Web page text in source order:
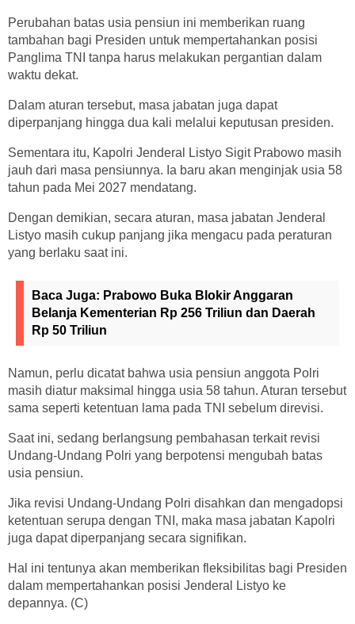
Perubahan batas usia pensiun ini memberikan ruang
tambahan bagi Presiden untuk mempertahankan posisi
Panglima TNI tanpa harus melakukan pergantian dalam
waktu dekat.
Dalam aturan tersebut, masa jabatan juga dapat
diperpanjang hingga dua kali melalui keputusan presiden.
Sementara itu, Kapolri Jenderal Listyo Sigit Prabowo masih
jauh dari masa pensiunnya. Ia baru akan menginjak usia 58
tahun pada Mei 2027 mendatang.
Dengan demikian, secara aturan, masa jabatan Jenderal
Listyo masih cukup panjang jika mengacu pada peraturan
yang berlaku saat ini.
Baca Juga: Prabowo Buka Blokir Anggaran
Belanja Kementerian Rp 256 Triliun dan Daerah
Rp 50 Triliun
Namun, perlu dicatat bahwa usia pensiun anggota Polri
masih diatur maksimal hingga usia 58 tahun. Aturan tersebut
sama seperti ketentuan lama pada TNI sebelum direvisi.
Saat ini, sedang berlangsung pembahasan terkait revisi
Undang-Undang Polri yang berpotensi mengubah batas
usia pensiun.
Jika revisi Undang-Undang Polri disahkan dan mengadopsi
ketentuan serupa dengan TNI, maka masa jabatan Kapolri
juga dapat diperpanjang secara signifikan.
Hal ini tentunya akan memberikan fleksibilitas bagi Presiden
dalam mempertahankan posisi Jenderal Listyo ke
depannya. (C)